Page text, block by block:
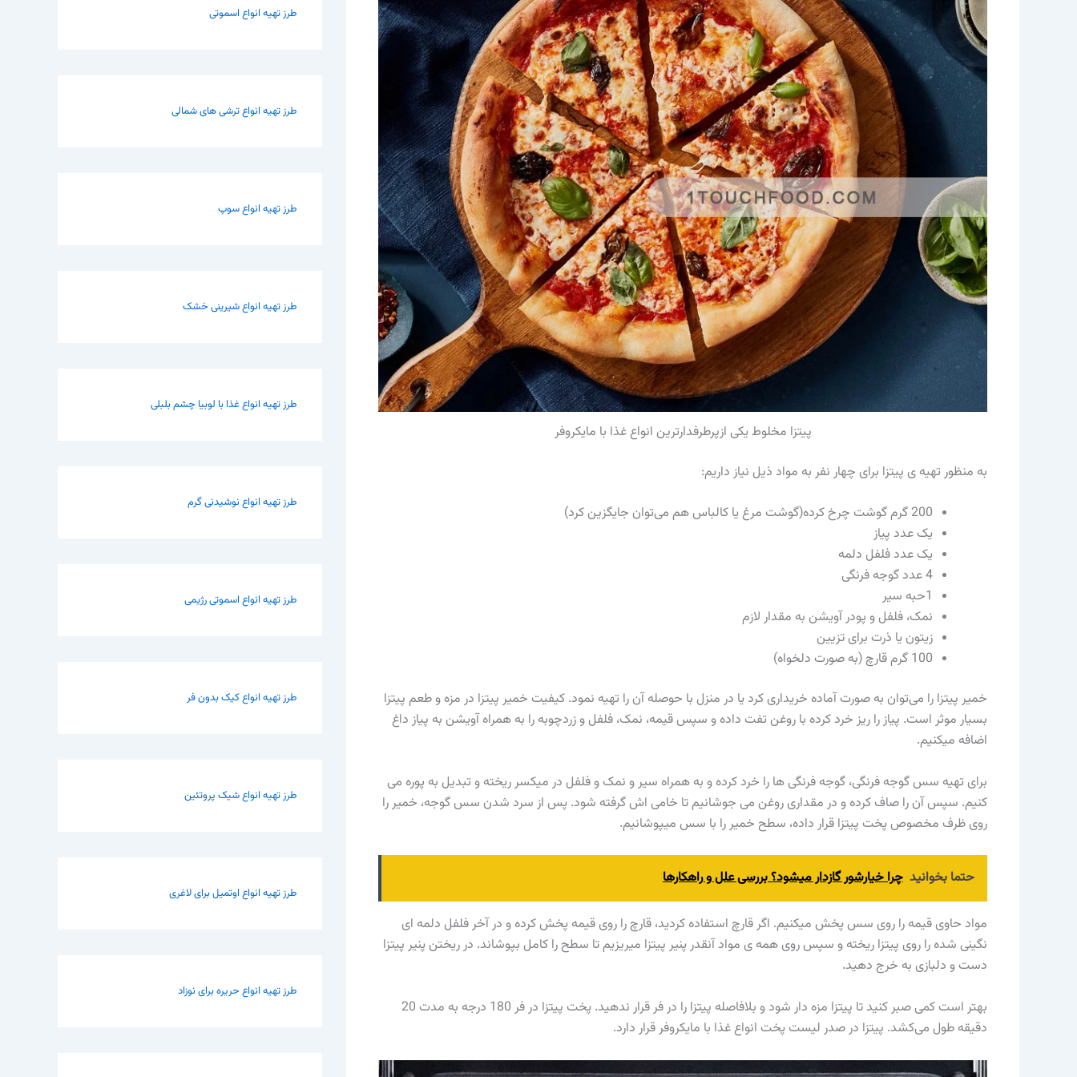
پیتزا مخلوط یکی ازپرطرفدارترین انواع غذا با مایکروفر
به منظور تهیه ی پیتزا برای چهار نفر به مواد ذیل نیاز داریم:
200 گرم گوشت چرخ کرده(گوشت مرغ یا کالباس هم می‌توان جایگزین کرد)
یک عدد پیاز
یک عدد فلفل دلمه
4 عدد گوجه فرنگی
1حبه سیر
نمک، فلفل و پودر آویشن به مقدار لازم
زیتون یا ذرت برای تزیین
100 گرم قارچ (به صورت دلخواه)
خمیر پیتزا را می‌توان به صورت آماده خریداری کرد یا در منزل با حوصله آن را تهیه نمود. کیفیت خمیر پیتزا در مزه و طعم پیتزا
بسیار موثر است. پیاز را ریز خرد کرده با روغن تفت داده و سپس قیمه، نمک، فلفل و زردچوبه را به همراه آویشن به پیاز داغ
اضافه میکنیم.
برای تهیه سس گوجه فرنگی، گوجه فرنگی ها را خرد کرده و به همراه سیر و نمک و فلفل در میکسر ریخته و تبدیل به پوره می
کنیم. سپس آن را صاف کرده و در مقداری روغن می جوشانیم تا خامی اش گرفته شود. پس از سرد شدن سس گوجه، خمیر را
روی ظرف مخصوص پخت پیتزا قرار داده، سطح خمیر را با سس میپوشانیم.
حتما بخوانید چرا خیارشور گازدار میشود؟ بررسی علل و راهکارها
مواد حاوی قیمه را روی سس پخش میکنیم. اگر قارچ استفاده کردید، قارچ را روی قیمه پخش کرده و در آخر فلفل دلمه ای
نگینی شده را روی پیتزا ریخته و سپس روی همه ی مواد آنقدر پنیر پیتزا میریزیم تا سطح را کامل بپوشاند. در ریختن پنیر پیتزا
دست و دلبازی به خرج دهید.
بهتر است کمی صبر کنید تا پیتزا مزه دار شود و بلافاصله پیتزا را در فر قرار ندهید. پخت پیتزا در فر 180 درجه به مدت 20
دقیقه طول می‌کشد. پیتزا در صدر لیست پخت انواع غذا با مایکروفر قرار دارد.
طرز تهیه انواع اسموتی
طرز تهیه انواع ترشی های شمالی
طرز تهیه انواع سوپ
طرز تهیه انواع شیرینی خشک
طرز تهیه انواع غذا با لوبیا چشم بلبلی
طرز تهیه انواع نوشیدنی گرم
طرز تهیه انواع اسموتی رژیمی
طرز تهیه انواع کیک بدون فر
طرز تهیه انواع شیک پروتئین
طرز تهیه انواع اوتمیل برای لاغری
طرز تهیه انواع حریره برای نوزاد